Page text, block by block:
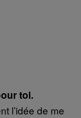
toi.
l’idée de me